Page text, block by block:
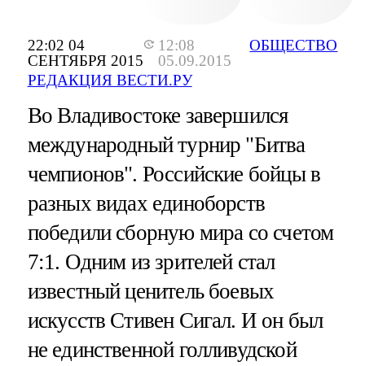
22:02 04
СЕНТЯБРЯ 2015
12:08
05.09.2015
РЕДАКЦИЯ ВЕСТИ.РУ
ОБЩЕСТВО
Во Владивостоке завершился
международный турнир "Битва
чемпионов". Российские бойцы в
разных видах единоборств
победили сборную мира со счетом
7:1. Одним из зрителей стал
известный ценитель боевых
искусств Стивен Сигал. И он был
не единственной голливудской